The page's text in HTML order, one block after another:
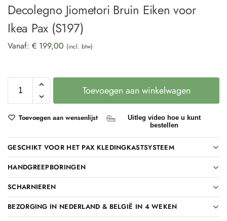
Decolegno Jiometori Bruin Eiken voor
Ikea Pax (S197)
Vanaf: € 199,00 (incl. btw)
Toevoegen aan winkelwagen
Toevoegen aan wensenlijst
Uitleg video hoe u kunt
bestellen
GESCHIKT VOOR HET PAX KLEDINGKASTSYSTEEM
HANDGREEPBORINGEN
SCHARNIEREN
BEZORGING IN NEDERLAND & BELGIË IN 4 WEKEN